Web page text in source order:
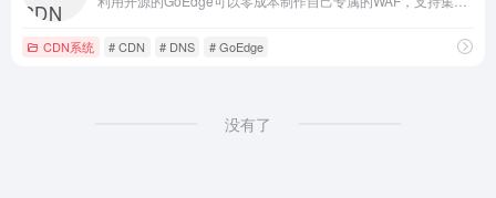
CDN系统 # CDN # DNS # GoEdge
没有了